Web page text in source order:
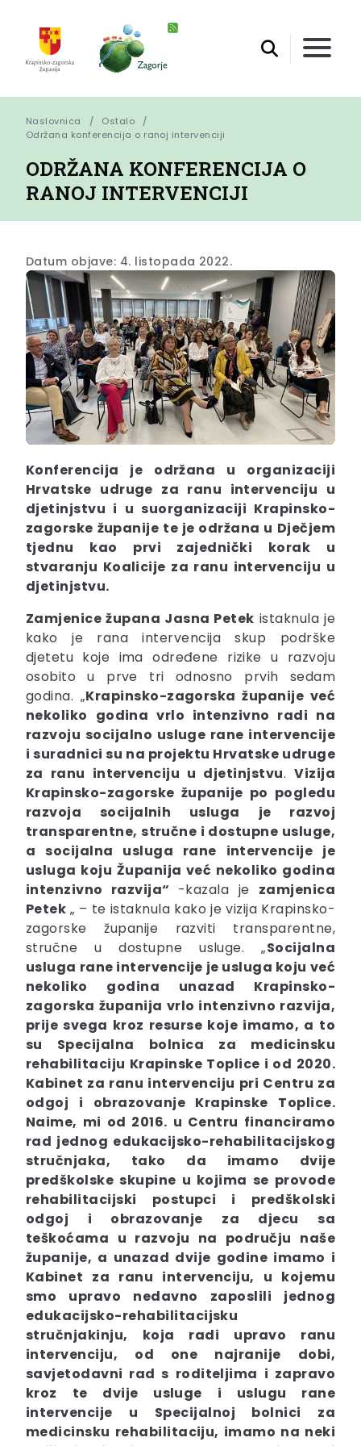
Naslovnica
Ostalo
Održana konferencija o ranoj intervenciji
ODRŽANA KONFERENCIJA O
RANOJ INTERVENCIJI
Datum objave: 4. listopada 2022.
Konferencija je održana u organizaciji
Hrvatske udruge za ranu intervenciju u
djetinjstvu i u suorganizaciji Krapinsko-
zagorske županije te je održana u Dječjem
tjednu kao prvi zajednički korak u
stvaranju Koalicije za ranu intervenciju u
djetinjstvu.
Zamjenice župana Jasna Petek istaknula je
kako je rana intervencija skup podrške
djetetu koje ima određene rizike u razvoju
osobito u prve tri odnosno prvih sedam
godina. „Krapinsko-zagorska županije već
nekoliko godina vrlo intenzivno radi na
razvoju socijalno usluge rane intervencije
i suradnici su na projektu Hrvatske udruge
za ranu intervenciju u djetinjstvu.Vizija
Krapinsko-zagorske županije po pogledu
razvoja socijalnih usluga
je razvoj
transparentne, stručne i dostupne usluge,
a socijalna usluga rane intervencije je
usluga koju Županija već nekoliko godina
intenzivno razvija“ -kazala je zamjenica
Petek „ – te istaknula kako je vizija Krapinsko-
zagorske županije razviti transparentne,
stručne u dostupne usluge. „Socijalna
usluga rane intervencije je usluga koju već
nekoliko godina unazad Krapinsko-
zagorska županija vrlo intenzivno razvija,
prije svega kroz resurse koje imamo, a to
su Specijalna bolnica za medicinsku
rehabilitaciju Krapinske Toplice i od 2020.
Kabinet za ranu intervenciju pri Centru za
odgoj i obrazovanje Krapinske Toplice.
Naime, mi od 2016. u Centru financiramo
rad jednog edukacijsko-rehabilitacijskog
stručnjaka, tako da imamo dvije
predškolske skupine u kojima se provode
rehabilitacijski postupci i predškolski
odgoj i obrazovanje za djecu sa
teškoćama u razvoju na području naše
županije, a unazad dvije godine imamo i
Kabinet za ranu intervenciju, u kojemu
smo upravo nedavno zaposlili jednog
edukacijsko-rehabilitacijsku
stručnjakinju, koja radi upravo ranu
intervenciju, od one najranije dobi,
savjetodavni rad s roditeljima i zapravo
kroz te dvije usluge i uslugu rane
intervencije u Specijalnoj bolnici za
medicinsku rehabilitaciju, imamo na neki